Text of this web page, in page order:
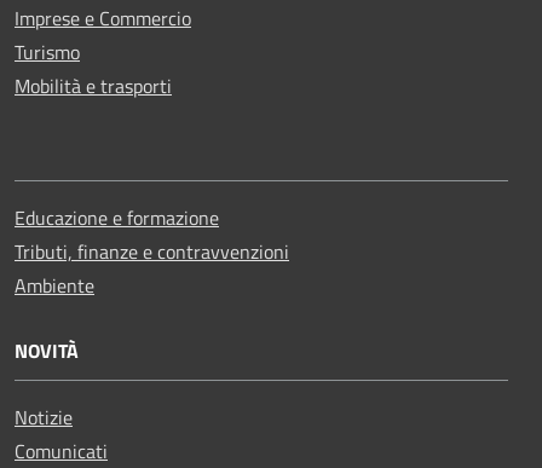
Imprese e Commercio
Turismo
Mobilità e trasporti
Educazione e formazione
Tributi, finanze e contravvenzioni
Ambiente
NOVITÀ
Notizie
Comunicati